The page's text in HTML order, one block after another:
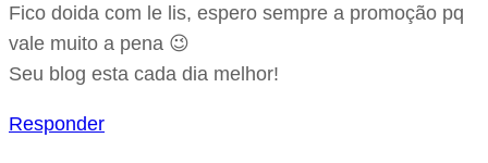
Fico doida com le lis, espero sempre a promoção pq
vale muito a pena 😉
Seu blog esta cada dia melhor!
Responder